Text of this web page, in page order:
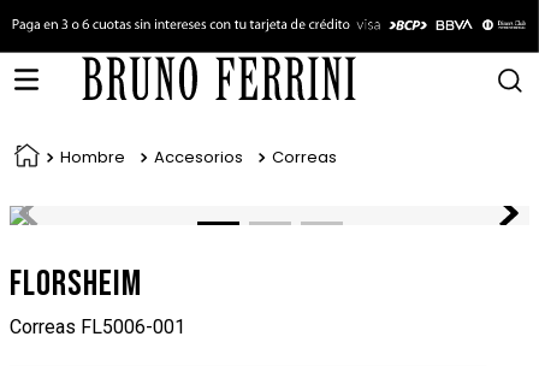
Hombre Accesorios Correas
Florsheim
Correas FL5006-001